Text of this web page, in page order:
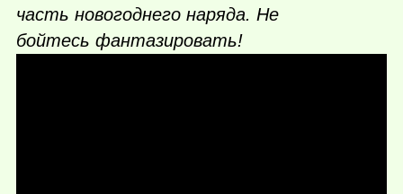
часть новогоднего наряда. Не
бойтесь фантазировать!